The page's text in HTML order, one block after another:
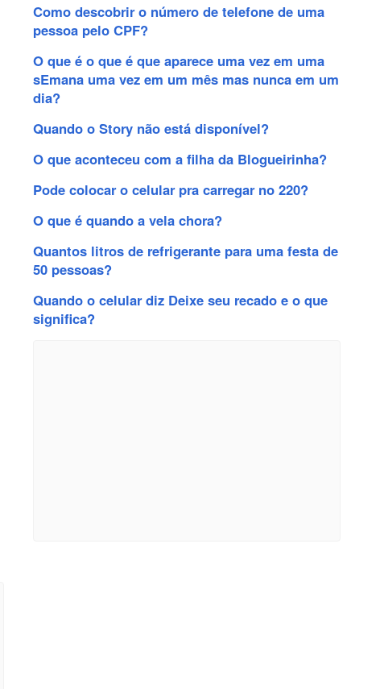
Como descobrir o número de telefone de uma
pessoa pelo CPF?
O que é o que é que aparece uma vez em uma
sEmana uma vez em um mês mas nunca em um
dia?
Quando o Story não está disponível?
O que aconteceu com a filha da Blogueirinha?
Pode colocar o celular pra carregar no 220?
O que é quando a vela chora?
Quantos litros de refrigerante para uma festa de
50 pessoas?
Quando o celular diz Deixe seu recado e o que
significa?